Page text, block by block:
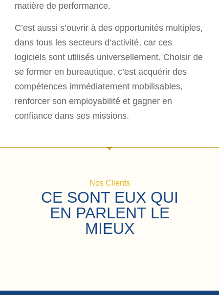
matière de performance.
C’est aussi s’ouvrir à des opportunités multiples,
dans tous les secteurs d’activité, car ces
logiciels sont utilisés universellement. Choisir de
se former en bureautique, c’est acquérir des
compétences immédiatement mobilisables,
renforcer son employabilité et gagner en
confiance dans ses missions.
Nos Clients
CE SONT EUX QUI
EN PARLENT LE
MIEUX